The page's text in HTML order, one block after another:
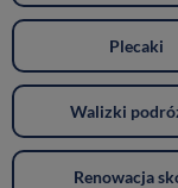
Plecaki
Walizki
Renowacja